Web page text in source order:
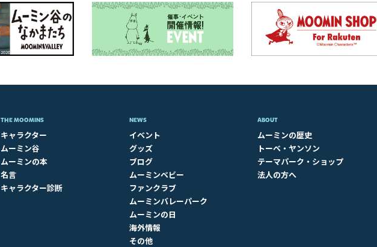
THE MOOMINS
キャラクター
ムーミン谷
ムーミンの本
名言
キャラクター診断
NEWS
イベント
グッズ
ブログ
ムーミンベビー
ファンクラブ
ムーミンバレーパーク
ムーミンの日
海外情報
その他
ABOUT​
ムーミンの歴史
トーベ・ヤンソン
テーマパーク・ショップ
法人の方へ